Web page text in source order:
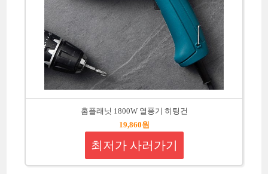
홈플래닛 1800W 열풍기 히팅건
19,860원
최저가 사러가기